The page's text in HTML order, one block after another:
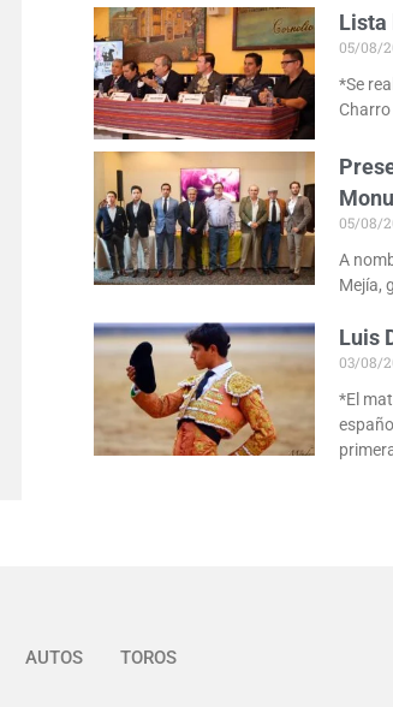
Lista
05/08/
*Se
05/08/
A
Mejía,
Luis
03/08/
*El
AUTOS TOROS